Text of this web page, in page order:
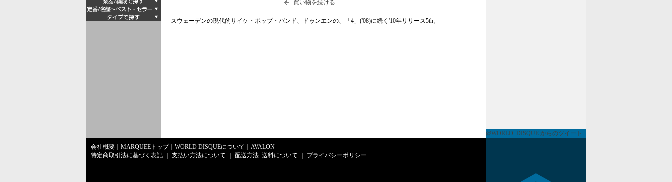
買い物を続ける
スウェーデンの現代的サイケ・ポップ・バンド、ドゥンエンの、「4」('08)に続く'10年リリース5th。
@WORLD_DISQUE からのツイート
会社概要
MARQUEEトップ｜ WORLD DISQUEについて
AVALON
特定商取引法に基づく表記
支払い方法について 配送方法･送料について プライバシーポリシー